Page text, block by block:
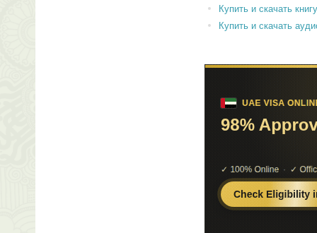
Купить и скачать
Купить и скачать